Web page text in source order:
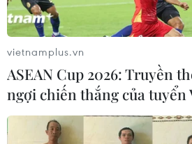
vietnamplus.vn
ASEAN Cup 2026: Truyền
ngợi chiến thắng của tuyển